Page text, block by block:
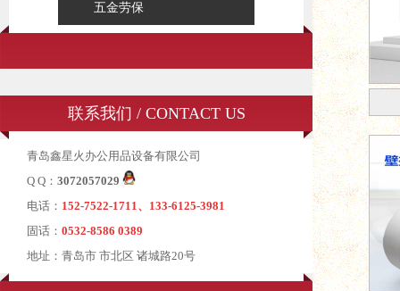
五金劳保
联系我们 / CONTACT US
青岛鑫星火办公用品设备有限公司
Q Q： 3072057029
电话： 152-7522-1711、133-6125-3981
固话： 0532-8586 0389
地址：青岛市 市北区 诸城路20号